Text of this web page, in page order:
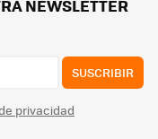
NEWSLETTER
SUSCRIBIR
privacidad